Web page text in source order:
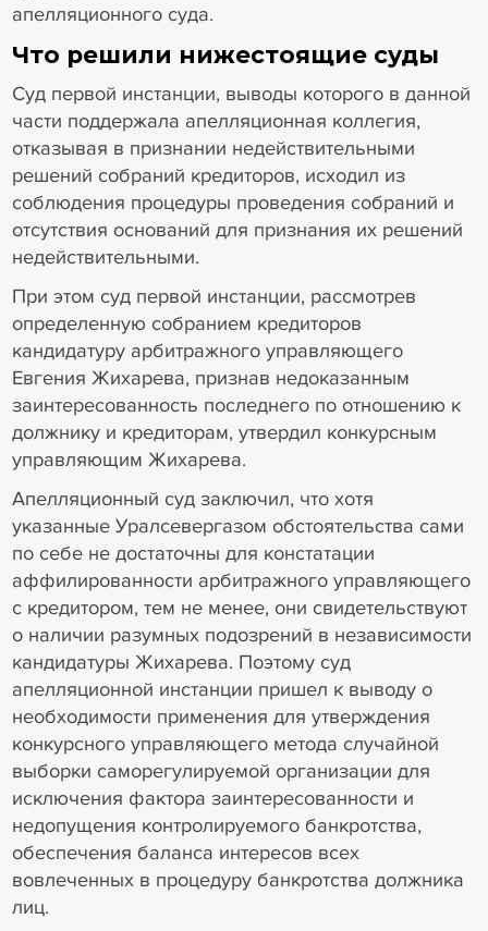
апелляционного суда.
Что решили нижестоящие суды
Суд первой инстанции, выводы которого в данной
части поддержала апелляционная коллегия,
отказывая в признании недействительными
решений собраний кредиторов, исходил из
соблюдения процедуры проведения собраний и
отсутствия оснований для признания их решений
недействительными.
При этом суд первой инстанции, рассмотрев
определенную собранием кредиторов
кандидатуру арбитражного управляющего
Евгения Жихарева, признав недоказанным
заинтересованность последнего по отношению к
должнику и кредиторам, утвердил конкурсным
управляющим Жихарева.
Апелляционный суд заключил, что хотя
указанные Уралсевергазом обстоятельства сами
по себе не достаточны для констатации
аффилированности арбитражного управляющего
с кредитором, тем не менее, они свидетельствуют
о наличии разумных подозрений в независимости
кандидатуры Жихарева. Поэтому суд
апелляционной инстанции пришел к выводу о
необходимости применения для утверждения
конкурсного управляющего метода случайной
выборки саморегулируемой организации для
исключения фактора заинтересованности и
недопущения контролируемого банкротства,
обеспечения баланса интересов всех
вовлеченных в процедуру банкротства должника
лиц.